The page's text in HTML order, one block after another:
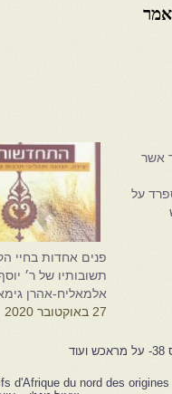
מר אשר
על
פנים אחדות בחיי
תשובותיו של ר׳
אלמאליח-אהרן
27 באוקטובר 2020